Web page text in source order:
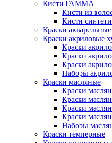
Кисти ГАММА
Кисти из
Кисти
Краски
Краски акриловые
Краски
Краски
Краски
Наборы
Краски масляные
Краски
Краски
Краски
Краски
Наборы
Краски темперные